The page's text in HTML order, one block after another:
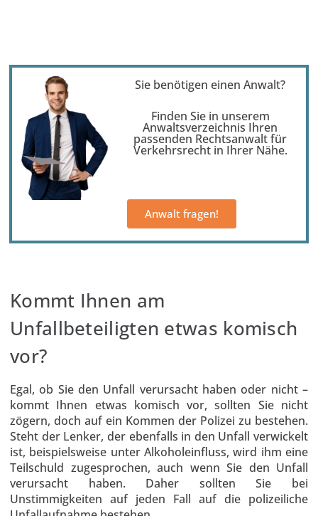
Sie benötigen einen Anwalt?
Finden Sie in unserem
Anwaltsverzeichnis Ihren
passenden Rechtsanwalt für
Verkehrsrecht in Ihrer Nähe.
Anwalt fragen!
Kommt Ihnen am
Unfallbeteiligten etwas komisch
vor?
Egal, ob Sie den Unfall verursacht haben oder nicht –
kommt Ihnen etwas komisch vor, sollten Sie nicht
zögern, doch auf ein Kommen der Polizei zu bestehen.
Steht der Lenker, der ebenfalls in den Unfall verwickelt
ist, beispielsweise unter Alkoholeinfluss, wird ihm eine
Teilschuld zugesprochen, auch wenn Sie den Unfall
verursacht haben. Daher sollten Sie bei
Unstimmigkeiten auf jeden Fall auf die polizeiliche